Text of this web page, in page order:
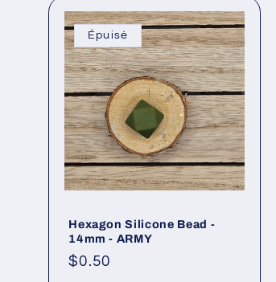
Épuisé
Hexagon Silicone Bead -
14mm - ARMY
Prix
$0.50